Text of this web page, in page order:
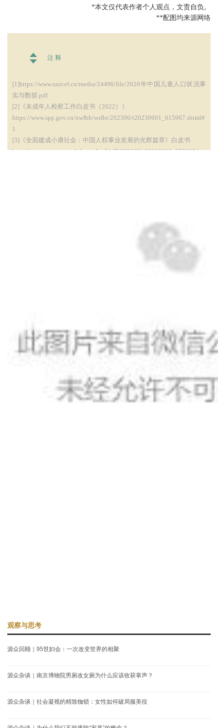
*本文仅代表作者个人观点，文责自负。
**配图均来源网络
注 释
[1]https://www.unicef.cn/media/24496/file/2020年中国儿童人口状况事
实与数据.pdf
[2]《未成年人检察工作白皮书（2022）》
https://www.spp.gov.cn/xwfbh/wsfbt/202306/t20230601_615967.shtml#
1
[3]《全面建成小康社会：中国人权事业发展的光辉篇章》白皮书
http://www.moe.gov.cn/jyb_xwfb/s5147/202108/t20210813_550912.ht
[6]方向明等,“The Burden of Child Maltreatment in China: A systematic r
eview”, Bulletin of the World Health Organization, 2015 年, 第93卷, 第 1
观察与思考
源众回顾｜95世妇会：一次改变世界的相聚
源众杂谈｜南京博物院男厕改女厕为什么应该收获掌声？
源众杂谈｜社会凝视的精致枷锁：女性如何破局服美役